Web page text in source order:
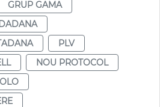
GRUP GAMA
PLV
NOU PROTOCOL